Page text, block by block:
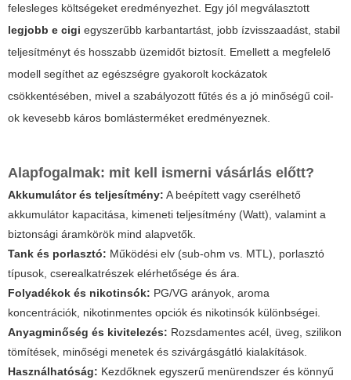
felesleges költségeket eredményezhet. Egy jól megválasztott
legjobb e cigi egyszerűbb karbantartást, jobb ízvisszaadást, stabil
teljesítményt és hosszabb üzemidőt biztosít. Emellett a megfelelő
modell segíthet az egészségre gyakorolt kockázatok
csökkentésében, mivel a szabályozott fűtés és a jó minőségű coil-
ok kevesebb káros bomlásterméket eredményeznek.
Alapfogalmak: mit kell ismerni vásárlás előtt?
Akkumulátor és teljesítmény: A beépített vagy cserélhető
akkumulátor kapacitása, kimeneti teljesítmény (Watt), valamint a
biztonsági áramkörök mind alapvetők.
Tank és porlasztó: Működési elv (sub-ohm vs. MTL), porlasztó
típusok, cserealkatrészek elérhetősége és ára.
Folyadékok és nikotinsók: PG/VG arányok, aroma
koncentrációk, nikotinmentes opciók és nikotinsók különbségei.
Anyagminőség és kivitelezés: Rozsdamentes acél, üveg, szilikon
tömítések, minőségi menetek és szivárgásgátló kialakítások.
Használhatóság: Kezdőknek egyszerű menürendszer és könnyű